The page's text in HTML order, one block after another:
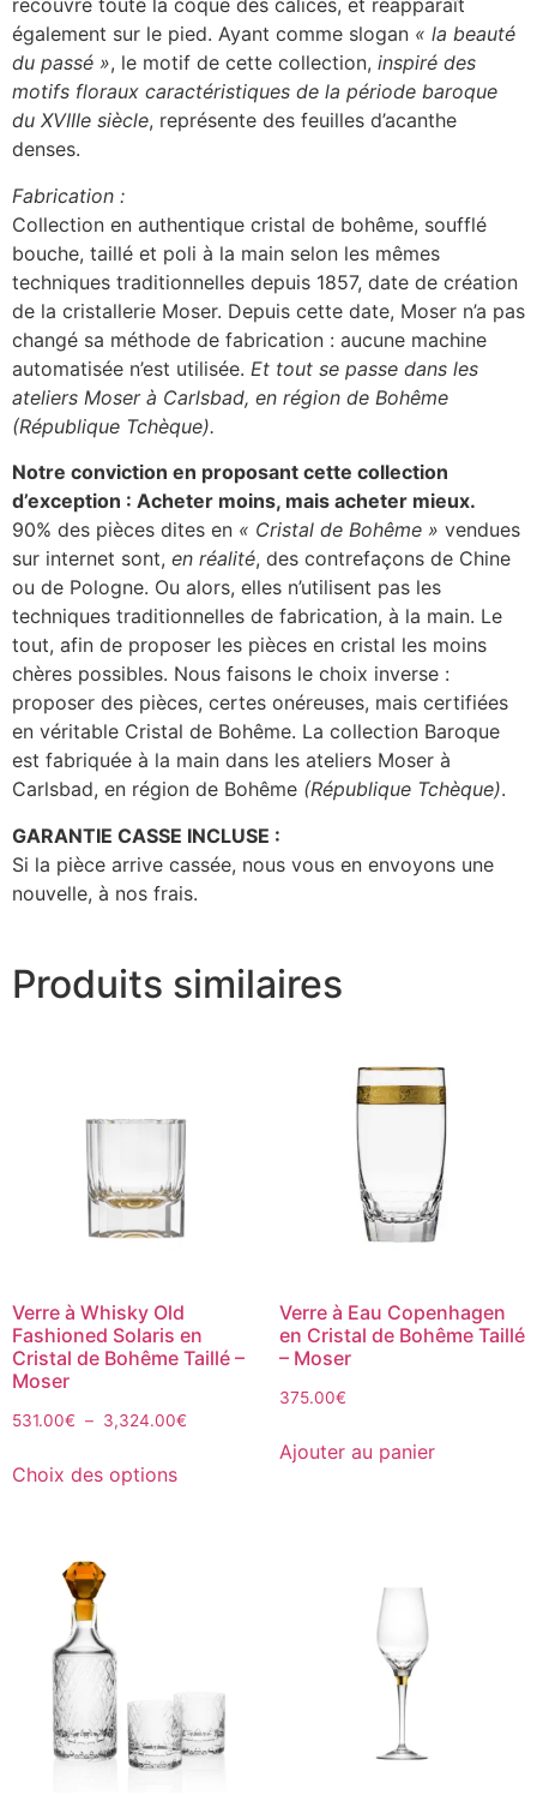
recouvre toute la coque des calices, et réapparaît
également sur le pied. Ayant comme slogan « la beauté
du passé », le motif de cette collection, inspiré des
motifs floraux caractéristiques de la période baroque
du XVIIIe siècle, représente des feuilles d’acanthe
denses.
Fabrication :
Collection en authentique cristal de bohême, soufflé
bouche, taillé et poli à la main selon les mêmes
techniques traditionnelles depuis 1857, date de création
de la cristallerie Moser. Depuis cette date, Moser n’a pas
changé sa méthode de fabrication : aucune machine
automatisée n’est utilisée. Et tout se passe dans les
ateliers Moser à Carlsbad, en région de Bohême
(République Tchèque).
Notre conviction en proposant cette collection
d’exception : Acheter moins, mais acheter mieux.
90% des pièces dites en « Cristal de Bohême » vendues
sur internet sont, en réalité, des contrefaçons de Chine
ou de Pologne. Ou alors, elles n’utilisent pas les
techniques traditionnelles de fabrication, à la main. Le
tout, afin de proposer les pièces en cristal les moins
chères possibles. Nous faisons le choix inverse :
proposer des pièces, certes onéreuses, mais certifiées
en véritable Cristal de Bohême. La collection Baroque
est fabriquée à la main dans les ateliers Moser à
Carlsbad, en région de Bohême (République Tchèque).
GARANTIE CASSE INCLUSE :
Si la pièce arrive cassée, nous vous en envoyons une
nouvelle, à nos frais.
Produits similaires
Verre à Whisky Old
Fashioned Solaris en
Cristal de Bohême Taillé –
Moser
531.00€ – 3,324.00€
Choix des options
Verre à Eau Copenhagen
en Cristal de Bohême Taillé
– Moser
375.00€
Ajouter au panier